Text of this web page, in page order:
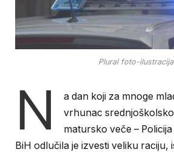
Plural foto-ilustracija
N
a dan koji za mnoge
vrhunac
matursko veče –
BiH odlučila je izvesti veliku raciju,